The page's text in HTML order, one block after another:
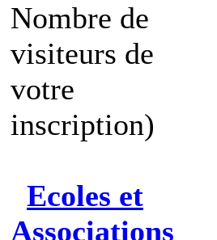
Nombre de
visiteurs de
votre
inscription)
Ecoles et
Associations